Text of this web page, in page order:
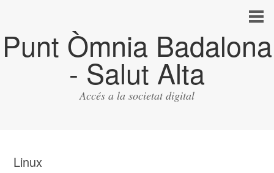
Punt Òmnia Badalona
- Salut Alta
Accés a la societat digital
Linux